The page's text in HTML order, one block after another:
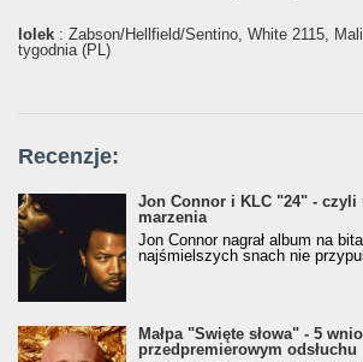
lolek : Żabson/Hellfield/Sentino, White 2115,
tygodnia (PL)
Recenzje:
Jon Connor i KLC "24" - czyli
marzenia
Jon Connor nagrał album na
najśmielszych snach nie
Małpa "Święte słowa" - 5
przedpremierowym odsłuchu